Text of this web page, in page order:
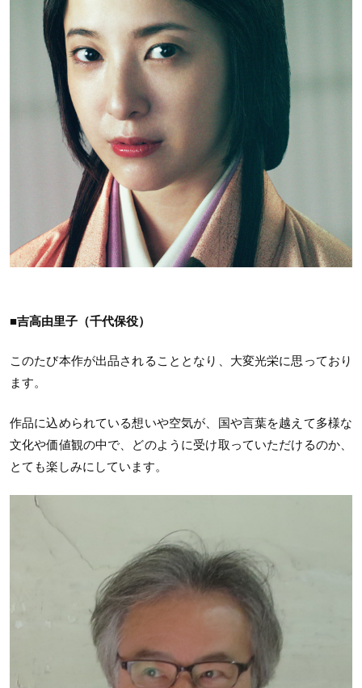
■吉高由里子（千代保役）
このたび本作が出品されることとなり、大変光栄に思っており
ます。
作品に込められている想いや空気が、国や言葉を越えて多様な
文化や価値観の中で、どのように受け取っていただけるのか、
とても楽しみにしています。